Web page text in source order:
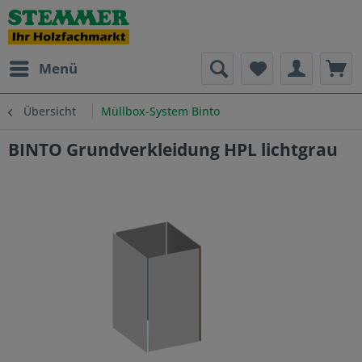
Menü
Übersicht Müllbox-System Binto
BINTO Grundverkleidung HPL lichtgrau